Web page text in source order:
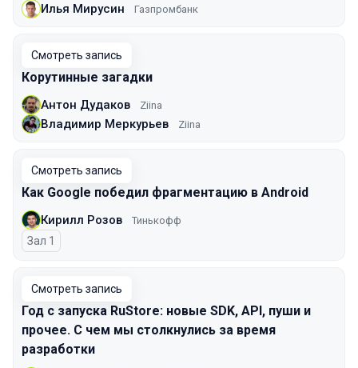
Илья Мирусин Газпромбанк
Смотреть запись
Корутинные загадки
Антон Дудаков Ziina
Владимир Меркурьев Ziina
Смотреть запись
Как Google победил фрагментацию в Android
Кирилл Розов Тинькофф
Зал 1
Смотреть запись
Год с запуска RuStore: новые SDK, API, пуши и
прочее. С чем мы столкнулись за время
разработки